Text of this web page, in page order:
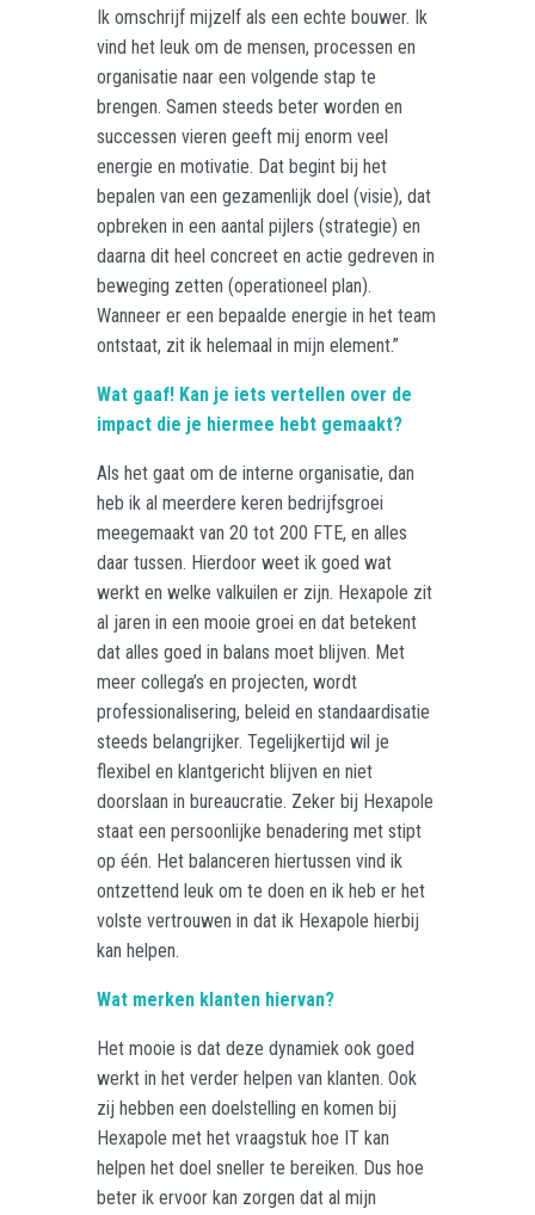
Ik omschrijf mijzelf als een echte bouwer. Ik
vind het leuk om de mensen, processen en
organisatie naar een volgende stap te
brengen. Samen steeds beter worden en
successen vieren geeft mij enorm veel
energie en motivatie. Dat begint bij het
bepalen van een gezamenlijk doel (visie), dat
opbreken in een aantal pijlers (strategie) en
daarna dit heel concreet en actie gedreven in
beweging zetten (operationeel plan).
Wanneer er een bepaalde energie in het team
ontstaat, zit ik helemaal in mijn element.”
Wat gaaf! Kan je iets vertellen over de
impact die je hiermee hebt gemaakt?
Als het gaat om de interne organisatie, dan
heb ik al meerdere keren bedrijfsgroei
meegemaakt van 20 tot 200 FTE, en alles
daar tussen. Hierdoor weet ik goed wat
werkt en welke valkuilen er zijn. Hexapole zit
al jaren in een mooie groei en dat betekent
dat alles goed in balans moet blijven. Met
meer collega’s en projecten, wordt
professionalisering, beleid en standaardisatie
steeds belangrijker. Tegelijkertijd wil je
flexibel en klantgericht blijven en niet
doorslaan in bureaucratie. Zeker bij Hexapole
staat een persoonlijke benadering met stipt
op één. Het balanceren hiertussen vind ik
ontzettend leuk om te doen en ik heb er het
volste vertrouwen in dat ik Hexapole hierbij
kan helpen.
Wat merken klanten hiervan?
Het mooie is dat deze dynamiek ook goed
werkt in het verder helpen van klanten. Ook
zij hebben een doelstelling en komen bij
Hexapole met het vraagstuk hoe IT kan
helpen het doel sneller te bereiken. Dus hoe
beter ik ervoor kan zorgen dat al mijn